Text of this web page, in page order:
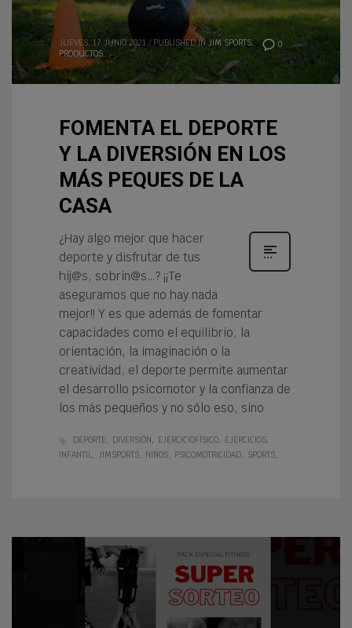
0
JUEVES, 17 JUNIO 2021 / PUBLISHED IN JIM SPORTS,
PRODUCTOS
FOMENTA EL DEPORTE
Y LA DIVERSIÓN EN LOS
MÁS PEQUES DE LA
CASA
¿Hay algo mejor que hacer
deporte y disfrutar de tus
hij@s, sobrin@s…? ¡¡Te
aseguramos que no hay nada
mejor!! Y es que además de fomentar
capacidades como el equilibrio, la
orientación, la imaginación o la
creatividad, el deporte permite aumentar
el desarrollo psicomotor y la confianza de
los más pequeños y no sólo eso, sino
DEPORTE DIVERSIÓN EJERCICIOFÍSICO
EJERCICIOS
INFANTIL
JIMSPORTS NIÑOS PSICOMOTRICIDAD SPORTS